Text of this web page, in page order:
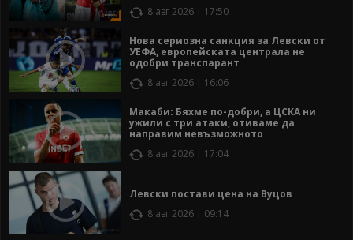
8 авг 2026 | 17:50
Нова сериозна санкция за Левски от
УЕФА, европейската централа не
одобри транспарант
8 авг 2026 | 16:06
Макаби: Бяхме по-добри, а ЦСКА ни
ужили с три атаки, отиваме да
направим невъзможното
8 авг 2026 | 17:04
Левски постави цена на Вуцов
8 авг 2026 | 09:14